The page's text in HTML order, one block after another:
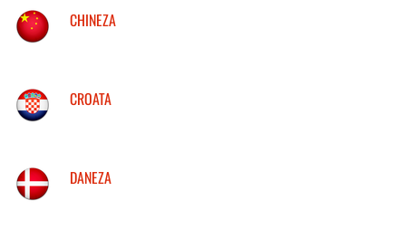
CHINEZA
CROATA
DANEZA